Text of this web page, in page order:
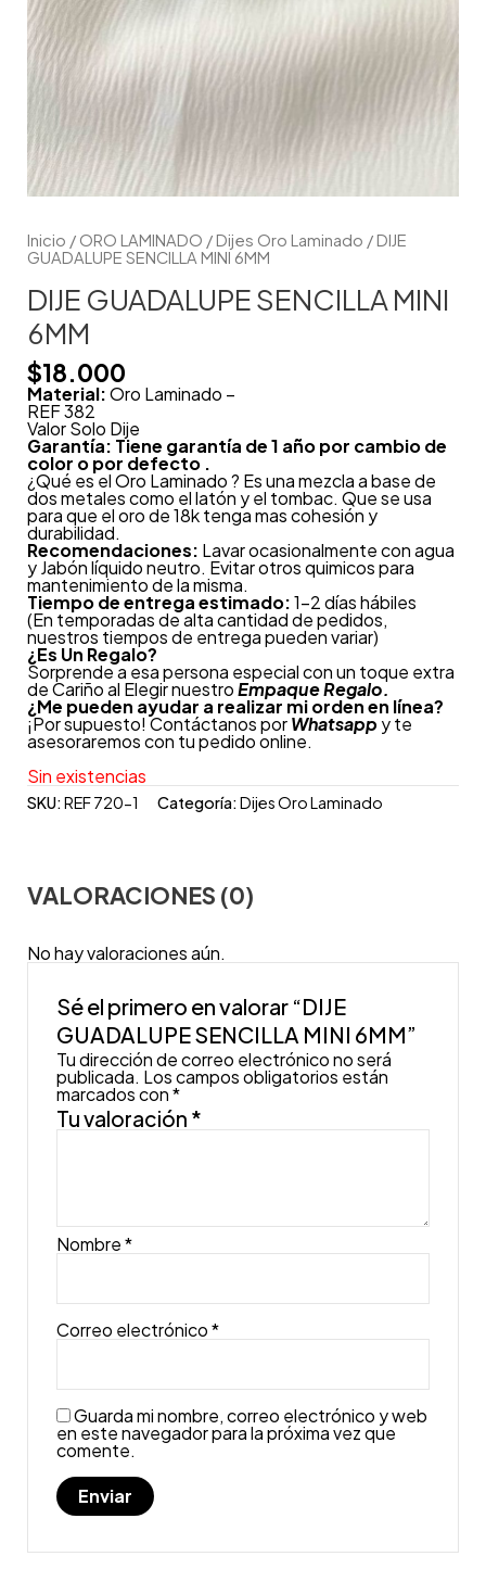
Inicio / ORO LAMINADO /Dijes Oro Laminado / DIJE
GUADALUPE SENCILLA MINI 6MM
DIJE GUADALUPE SENCILLA MINI
6MM
$18.000
Material:Oro Laminado –
REF 382
Valor Solo Dije
Garantía: Tiene garantía de 1 año por cambio de
color o por defecto .
¿Qué es el Oro Laminado ? Es una mezcla a base de
dos metales como el latón y el tombac. Que se usa
para que el oro de 18k tenga mas cohesión y
durabilidad.
Recomendaciones: Lavar ocasionalmente con agua
y Jabón líquido neutro. Evitar otros quimicos para
mantenimiento de la misma.
Tiempo de entrega estimado:1-2 días hábiles
(En temporadas de alta cantidad de pedidos,
nuestros tiempos de entrega pueden variar)
¿Es Un Regalo?
Sorprende a esa persona especial con un toque extra
de Cariño al Elegir nuestroEmpaque Regalo.
¿Me pueden ayudar a realizar mi orden en línea?
¡Por supuesto! Contáctanos porWhatsapp y te
asesoraremos con tu pedido online.
Sin existencias
SKU:REF 720-1 Categoría:Dijes Oro Laminado
VALORACIONES (0)
No hay valoraciones aún.
Sé el primero en valorar “DIJE
GUADALUPE SENCILLA MINI 6MM”
Tu dirección de correo electrónico no será
publicada. Los campos obligatorios están
marcados con*
Tu valoración *
Nombre*
Correo electrónico*
Guarda mi nombre, correo electrónico y web
en este navegador para la próxima vez que
comente.